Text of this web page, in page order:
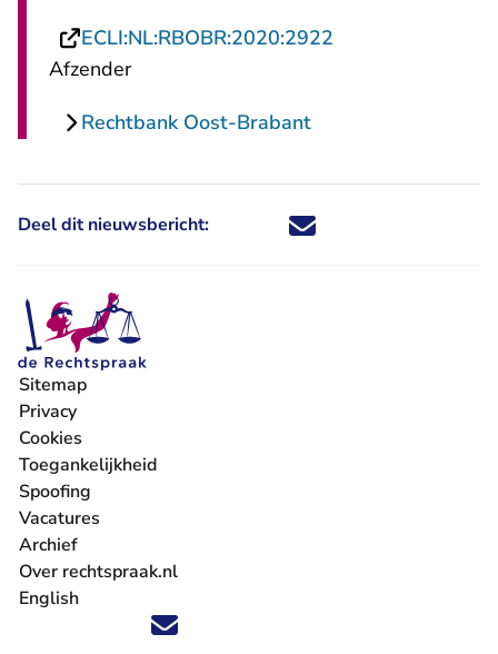
ECLI:NL:RBOBR:2020:2922
Afzender
Rechtbank Oost-Brabant
Deel dit nieuwsbericht: Deel dit nieuwsbericht via X -
Deel dit nieuwsbericht via
Deel dit nieuwsbericht
Deel dit
Volg ons op X (Twitter) - U verlaat Rechtspraak.nl
Volg ons op Facebook - U verlaat Rechtspraak.nl
Volg ons op Instagram - U verlaat Rechtspraak.nl
Volg ons op Youtube - U verlaat Rechtspraak.nl
Volg ons op LinkedIn - U verlaat
'Blijf op de hoogte' nieuwsbrief - U verlaat
Sitemap
Privacy
Cookies
Toegankelijkheid
Spoofing
Vacatures
- U verlaat Rechtspraak.nl
Archief
Over rechtspraak.nl
English